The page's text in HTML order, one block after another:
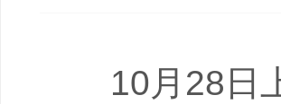
10月28日上